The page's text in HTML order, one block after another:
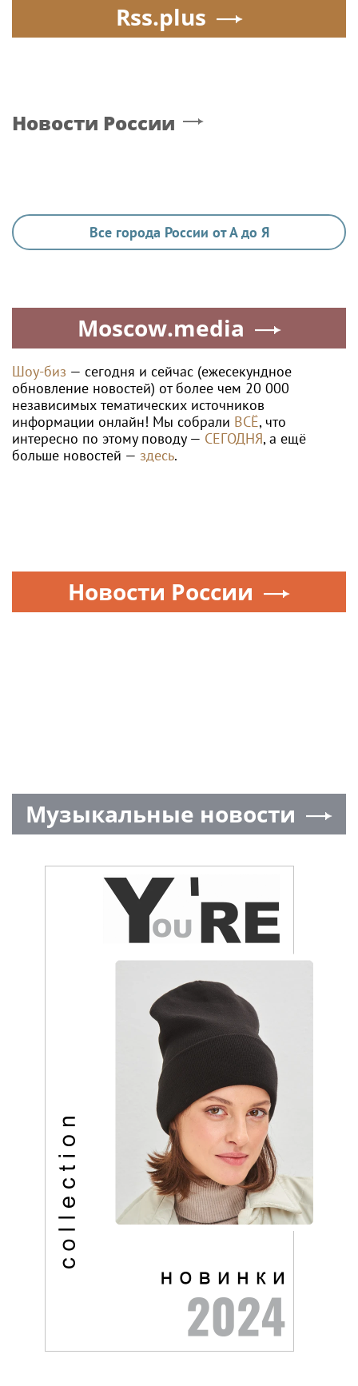
Rss.plus
Новости России
Все города России от А до Я
Moscow.media
Шоу-биз — сегодня и сейчас (ежесекундное
обновление новостей) от более чем 20 000
независимых тематических источников
информации онлайн! Мы собрали ВСЁ, что
интересно по этому поводу — СЕГОДНЯ, а ещё
больше новостей — здесь.
Новости России
Музыкальные новости